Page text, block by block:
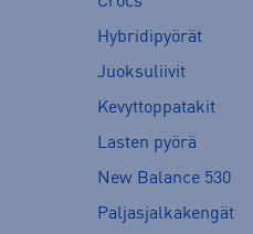
Hybridipyörät
Juoksuliivit
Kevyttoppatakit
Lasten pyörä
New Balance 530
Paljasjalkakengät